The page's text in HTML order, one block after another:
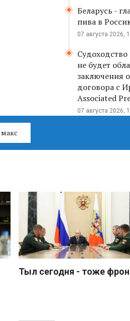
Беларусь -
пива в
07 августа 2026,
не будет
заключения
договора с
Associated
07 августа 2026,
макс
Тыл сегодня - тоже